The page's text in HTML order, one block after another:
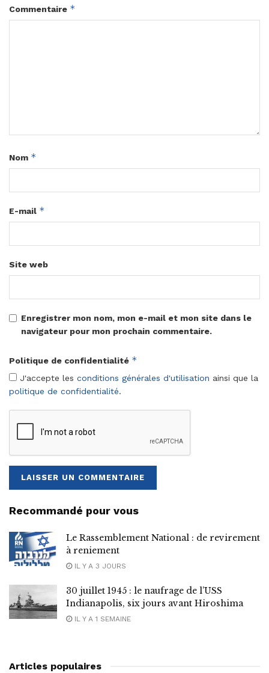
Commentaire *
Nom *
E-mail *
Site web
Enregistrer mon nom, mon e-mail et mon site dans le
navigateur pour mon prochain commentaire.
Politique de confidentialité *
J'accepte les conditions générales d'utilisation ainsi que la
politique de confidentialité.
Recommandé pour vous
Le Rassemblement National : de revirement
à reniement
IL Y A 3 JOURS
30 juillet 1945 : le naufrage de l’USS
Indianapolis, six jours avant Hiroshima
IL Y A 1 SEMAINE
Articles populaires